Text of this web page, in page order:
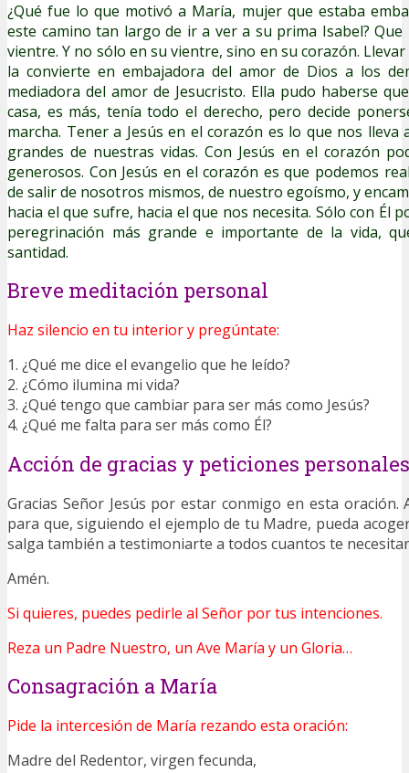
¿Qué fue lo que motivó a María, mujer que estaba
este camino tan largo de ir a ver a su prima Isabel? Que
vientre. Y no sólo en su vientre, sino en su corazón.
la convierte en embajadora del amor de Dios a los
mediadora del amor de Jesucristo. Ella pudo haberse
casa, es más, tenía todo el derecho, pero decide
marcha. Tener a Jesús en el corazón es lo que nos lleva
grandes de nuestras vidas. Con Jesús en el corazón
generosos. Con Jesús en el corazón es que podemos
de salir de nosotros mismos, de nuestro egoísmo, y
hacia el que sufre, hacia el que nos necesita. Sólo con Él
peregrinación más grande e importante de la vida,
santidad.
Breve meditación personal
Haz silencio en tu interior y pregúntate:
1. ¿Qué me dice el evangelio que he leído?
2. ¿Cómo ilumina mi vida?
3. ¿Qué tengo que cambiar para ser más como Jesús?
4. ¿Qué me falta para ser más como Él?
Acción de gracias y peticiones personales
Gracias Señor Jesús por estar conmigo en esta oración.
para que, siguiendo el ejemplo de tu Madre, pueda
salga también a testimoniarte a todos cuantos te
Amén.
Si quieres, puedes pedirle al Señor por tus intenciones.
Reza un Padre Nuestro, un Ave María y un Gloria…
Consagración a María
Pide la intercesión de María rezando esta oración:
Madre del Redentor, virgen fecunda,